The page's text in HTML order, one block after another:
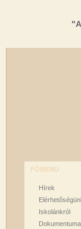
FŐMENÜ
Hírek
Iskolánkról